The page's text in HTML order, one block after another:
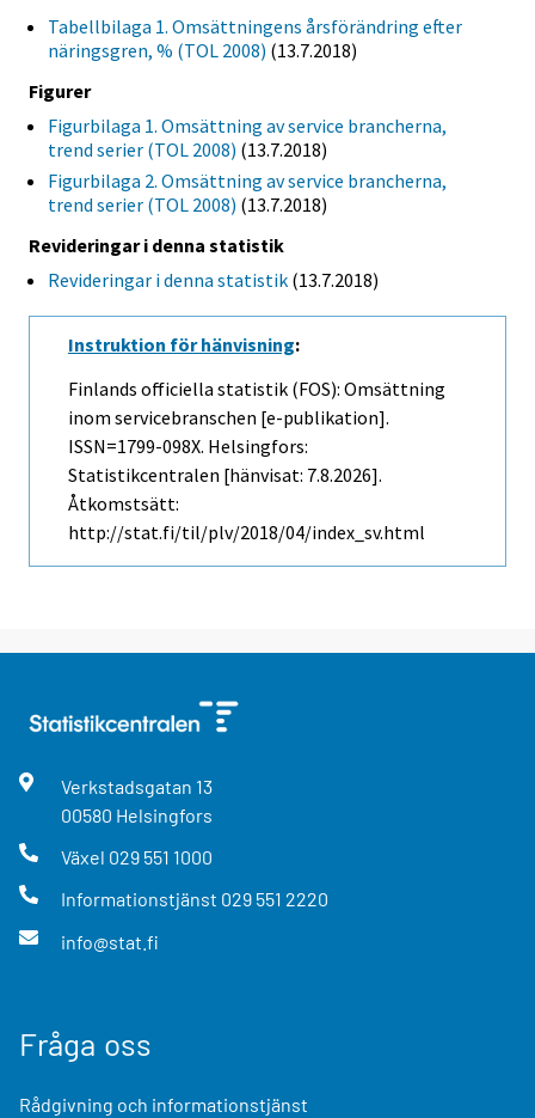
Tabellbilaga 1. Omsättningens årsförändring efter
näringsgren, % (TOL 2008) (13.7.2018)
Figurer
Figurbilaga 1. Omsättning av service brancherna,
trend serier (TOL 2008) (13.7.2018)
Figurbilaga 2. Omsättning av service brancherna,
trend serier (TOL 2008) (13.7.2018)
Revideringar i denna statistik
Revideringar i denna statistik (13.7.2018)
Instruktion för hänvisning:
Finlands officiella statistik (FOS): Omsättning
inom servicebranschen [e-publikation].
ISSN=1799-098X. Helsingfors:
Statistikcentralen [hänvisat: 7.8.2026].
Åtkomstsätt:
http://stat.fi/til/plv/2018/04/index_sv.html
Verkstadsgatan 13
00580 Helsingfors
Växel 029 551 1000
Informationstjänst 029 551 2220
info@stat.fi
Fråga oss
Rådgivning och informationstjänst